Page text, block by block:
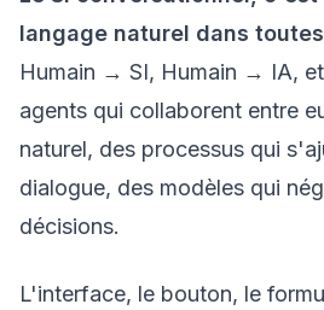
langage naturel dans
Humain → SI, Humain → IA,
agents qui collaborent entre
naturel, des processus qui
dialogue, des modèles qui
décisions.
L'interface, le bouton, le